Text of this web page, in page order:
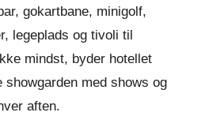
gokartbane, minigolf,
legeplads og tivoli til
mindst, byder hotellet
med shows og
aften.